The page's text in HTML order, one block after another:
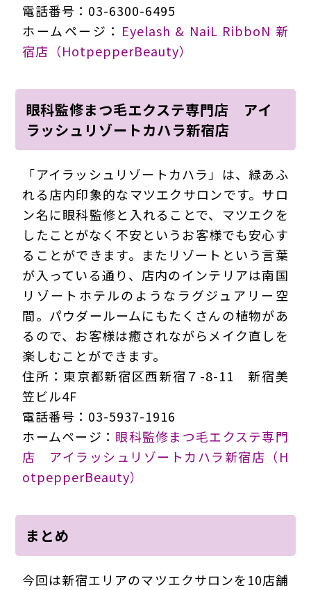
電話番号：03-6300-6495
ホームページ： Eyelash & NaiL RibboN 新
宿店（HotpepperBeauty）
眼科監修まつ毛エクステ専門店 アイ
ラッシュリゾートカハラ新宿店
「アイラッシュリゾートカハラ」は、緑あふ
れる店内印象的なマツエクサロンです。サロ
ン名に眼科監修と入れることで、マツエクを
したことがなく不安というお客様でも安心す
ることができます。またリゾートという言葉
が入っている通り、店内のインテリアは南国
リゾートホテルのようなラグジュアリー空
間。パウダールームにもたくさんの植物があ
るので、お客様は癒されながらメイク直しを
楽しむことができます。
住所：東京都新宿区西新宿７-8-11 新宿美
笠ビル4F
電話番号：03-5937-1916
ホームページ： 眼科監修まつ毛エクステ専門
店 アイラッシュリゾートカハラ新宿店（H
otpepperBeauty）
まとめ
今回は新宿エリアのマツエクサロンを10店舗